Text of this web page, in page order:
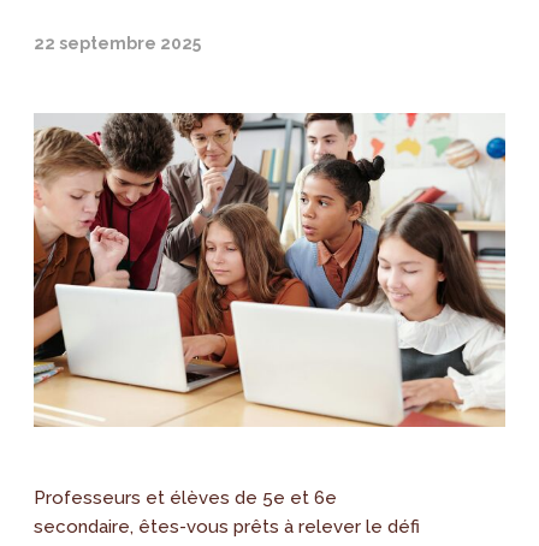
22 septembre 2025
Professeurs et élèves de 5e et 6e
secondaire, êtes-vous prêts à relever le défi